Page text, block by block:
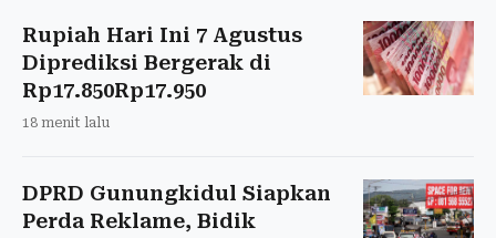
Rupiah Hari Ini 7 Agustus
Diprediksi Bergerak di
Rp17.850Rp17.950
18 menit lalu
DPRD Gunungkidul Siapkan
Perda Reklame, Bidik